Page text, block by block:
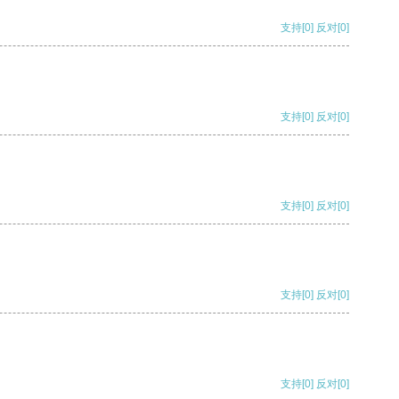
支持[0] 反对[0]
支持[0] 反对[0]
支持[0] 反对[0]
支持[0] 反对[0]
支持[0] 反对[0]